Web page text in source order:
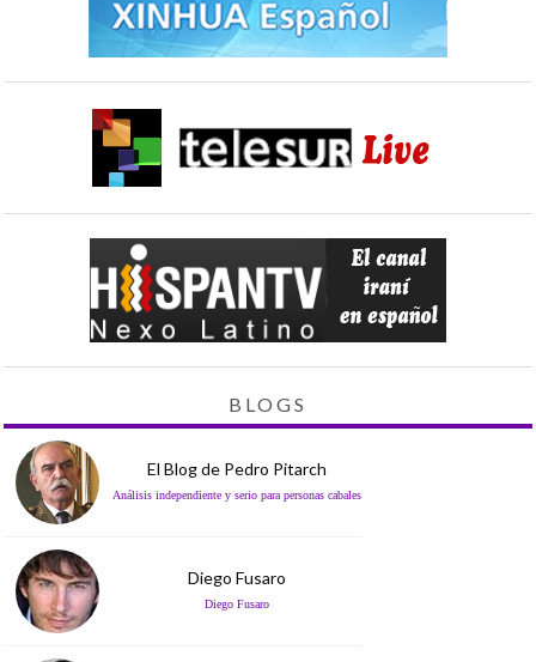
BLOGS
El Blog de Pedro Pitarch
Análisis independiente y serio para personas cabales
Diego Fusaro
Diego Fusaro